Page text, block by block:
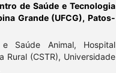
de Saúde e Tecnologia
Grande (UFCG), Patos-
Saúde Animal, Hospital
Rural (CSTR), Universidade